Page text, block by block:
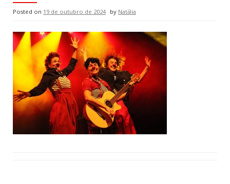
Posted on 19 de outubro de 2024 byNatália